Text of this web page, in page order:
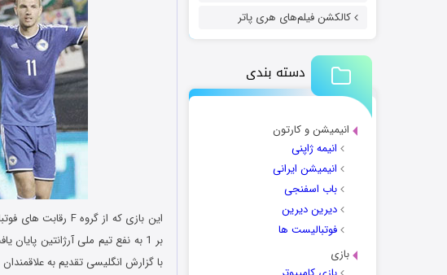
کالکشن فیلم‌های هری پاتر
دسته بندی
انیمیشن و کارتون
انیمه ژاپنی
انیمیشن ایرانی
باب اسفنجی
دیرین دیرین
فوتبالیست ها
بازی
با گزارش انگلیسی تقدیم به علاقمندان